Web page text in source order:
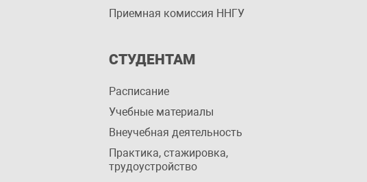
Приемная комиссия ННГУ
СТУДЕНТАМ
Расписание
Учебные материалы
Внеучебная деятельность
Практика, стажировка,
трудоустройство